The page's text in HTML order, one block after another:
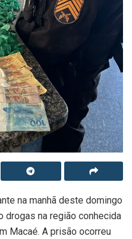
na manhã deste domingo
drogas na região conhecida
Macaé. A prisão ocorreu